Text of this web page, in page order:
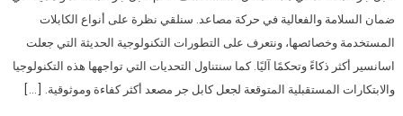
ضمان السلامة والفعالية في حركة مصاعد. سنلقي نظرة على أنواع الكابلات
المستخدمة وخصائصها، ونتعرف على التطورات التكنولوجية الحديثة التي جعلت
اسانسير أكثر ذكاءً وتحكمًا آليًا. كما سنتناول التحديات التي تواجهها هذه التكنولوجيا
والابتكارات المستقبلية المتوقعة لجعل كابل جر مصعد أكثر كفاءة وموثوقية. […]